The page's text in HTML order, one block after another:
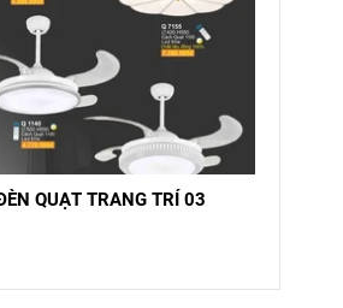
QUẠT TRANG TRÍ 03